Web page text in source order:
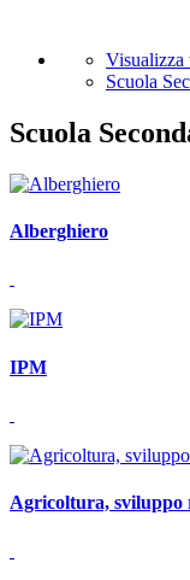
Visualizza
Scuola
Scuola
Alberghiero
IPM
Agricoltura, sviluppo